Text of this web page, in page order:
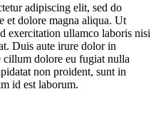
adipiscing elit, sed do
et dolore magna aliqua. Ut
exercitation ullamco laboris nisi
Duis aute irure dolor in
cillum dolore eu fugiat nulla
non proident, sunt in
id est laborum.